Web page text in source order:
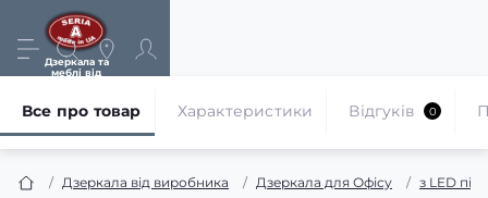
Дзеркала та
меблі від
Дзеркала від виробника Дзеркала для Офісу з LED
Все про товар Характеристики Відгуків 0